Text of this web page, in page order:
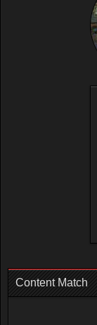
Content Match